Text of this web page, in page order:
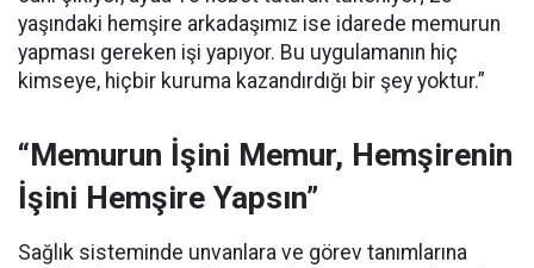
yaşındaki hemşire arkadaşımız ise idarede memurun
yapması gereken işi yapıyor. Bu uygulamanın hiç
kimseye, hiçbir kuruma kazandırdığı bir şey yoktur.”
“Memurun İşini Memur, Hemşirenin
İşini Hemşire Yapsın”
Sağlık sisteminde unvanlara ve görev tanımlarına